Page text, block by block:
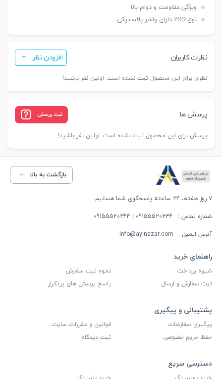
ویژگی:مقاومت و دوام بالا
نوع:2RS دارای واشر پلاستیکی
نظرات کاربران افزودن نظر
نظری برای این محصول ثبت نشده است. اولین نفر باشید!
پرسش ها ثبت پرسش
پرسش برای این محصول ثبت نشده است. اولین نفر باشید!
بازگشت به بالا
۷ روز هفته، ۲۴ ساعته پاسخگوی شما هستیم.
شماره تماس : 09155520234 | 09155520244
آدرس ایمیل : info@ayinazar.com
راهنمای خرید
شیوه پرداخت
نحوه ثبت سفارش
ثبت سفارش و ارسال
پاسخ پرسش های پرتکرار
پشتیبانی و پیگیری
پیگیری سفارشات
قوانین و مقررات سایت
حفظ حریم خصوصی
ثبت دیدگاه
دسترسی سریع